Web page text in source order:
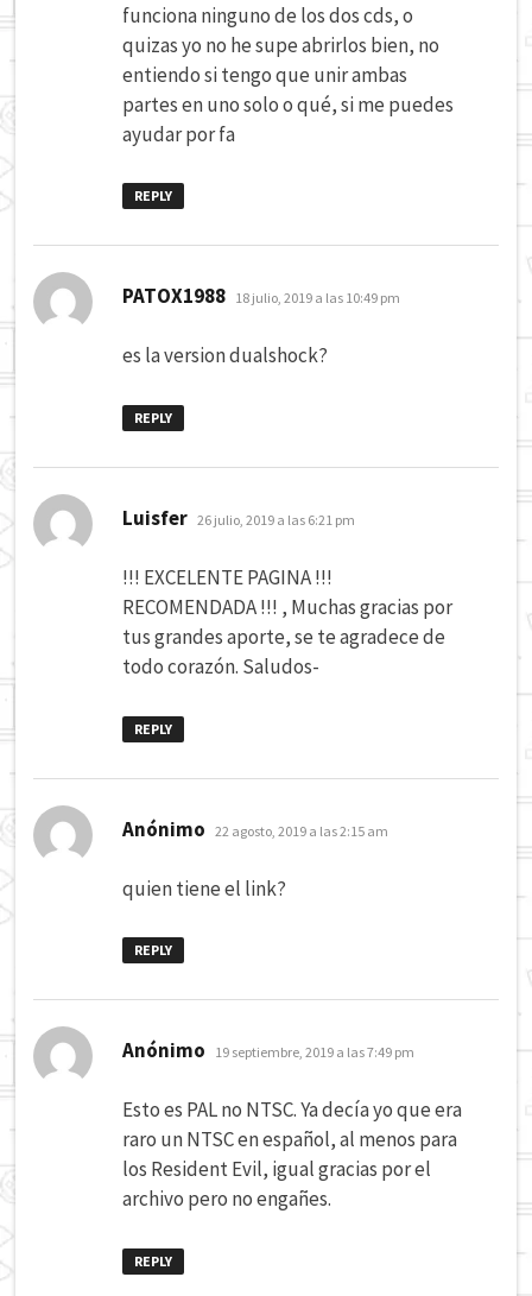
funciona ninguno de los dos cds, o
quizas yo no he supe abrirlos bien, no
entiendo si tengo que unir ambas
partes en uno solo o qué, si me puedes
ayudar por fa
REPLY
PATOX1988 dice:
18 julio, 2019 a las 10:49 pm
es la version dualshock?
REPLY
Luisfer dice:
26 julio, 2019 a las 6:21 pm
!!! EXCELENTE PAGINA !!!
RECOMENDADA !!! , Muchas gracias por
tus grandes aporte, se te agradece de
todo corazón. Saludos-
REPLY
Anónimo dice:
22 agosto, 2019 a las 2:15 am
quien tiene el link?
REPLY
Anónimo dice:
19 septiembre, 2019 a las 7:49 pm
Esto es PAL no NTSC. Ya decía yo que era
raro un NTSC en español, al menos para
los Resident Evil, igual gracias por el
archivo pero no engañes.
REPLY